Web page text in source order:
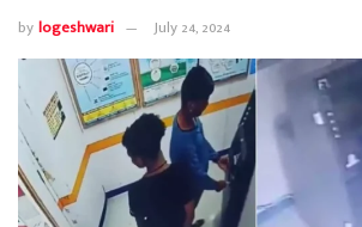
bylogeshwari July 24, 2024